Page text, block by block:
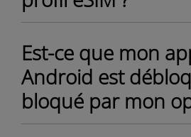
Est-ce que mon
Android est
bloqué par mon